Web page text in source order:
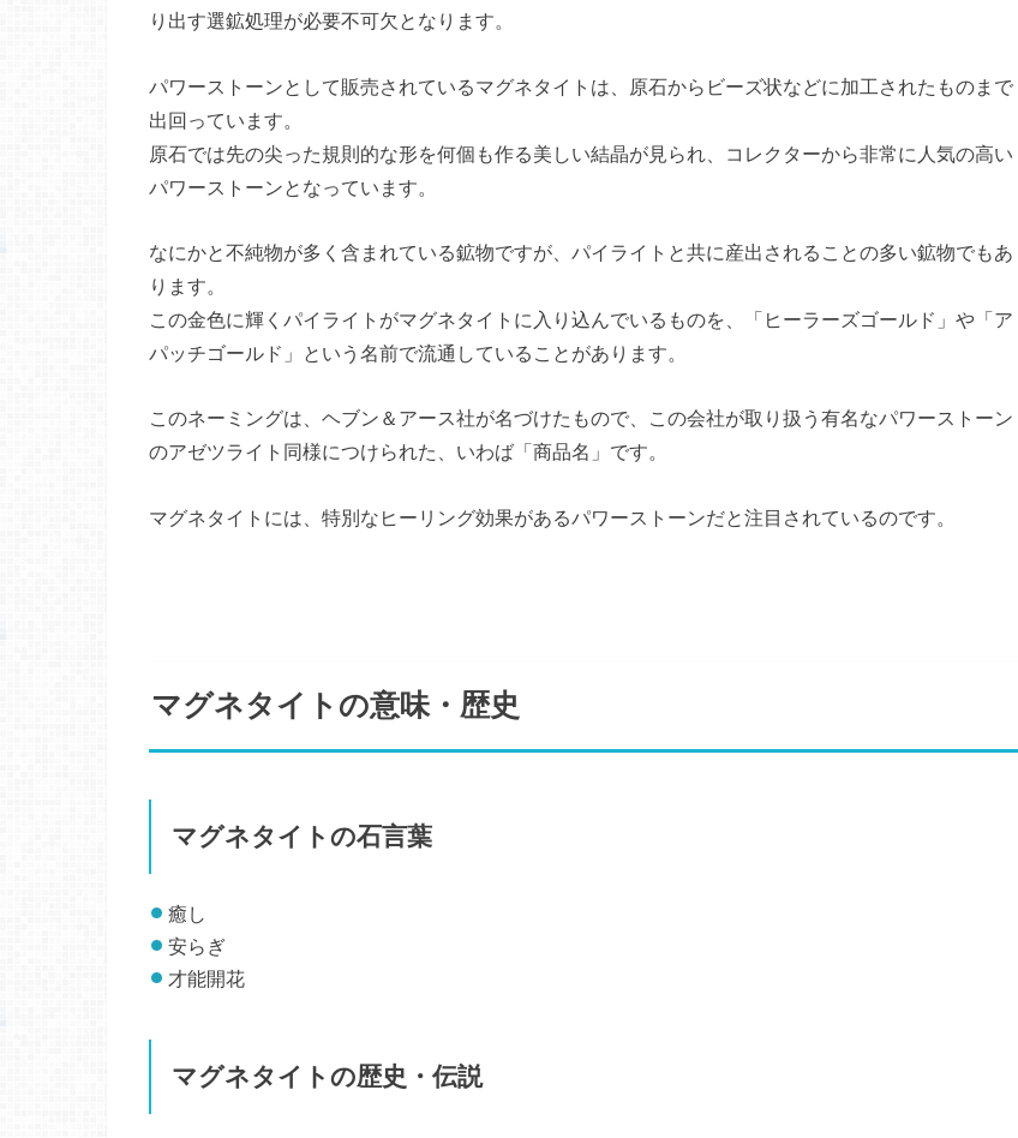
り出す選鉱処理が必要不可欠となります。
パワーストーンとして販売されているマグネタイトは、原石からビーズ状などに加工されたものまで
出回っています。
原石では先の尖った規則的な形を何個も作る美しい結晶が見られ、コレクターから非常に人気の高い
パワーストーンとなっています。
なにかと不純物が多く含まれている鉱物ですが、パイライトと共に産出されることの多い鉱物でもあ
ります。
この金色に輝くパイライトがマグネタイトに入り込んでいるものを、「ヒーラーズゴールド」や「ア
パッチゴールド」という名前で流通していることがあります。
このネーミングは、ヘブン＆アース社が名づけたもので、この会社が取り扱う有名なパワーストーン
のアゼツライト同様につけられた、いわば「商品名」です。
マグネタイトには、特別なヒーリング効果があるパワーストーンだと注目されているのです。
マグネタイトの意味・歴史
マグネタイトの石言葉
癒し
安らぎ
才能開花
マグネタイトの歴史・伝説